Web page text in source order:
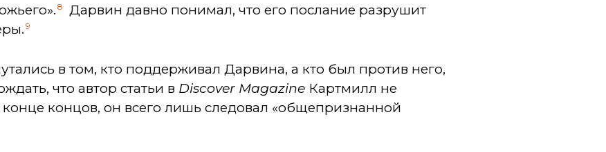
8
Дарвин давно понимал, что его послание разрушит
9
в том, кто поддерживал Дарвина, а кто был против него,
что автор статьи в Discover Magazine Картмилл не
концов, он всего лишь следовал «общепризнанной